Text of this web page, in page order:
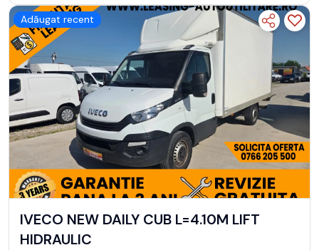
Adăugat recent
IVECO NEW DAILY CUB L=4.10M LIFT
HIDRAULIC